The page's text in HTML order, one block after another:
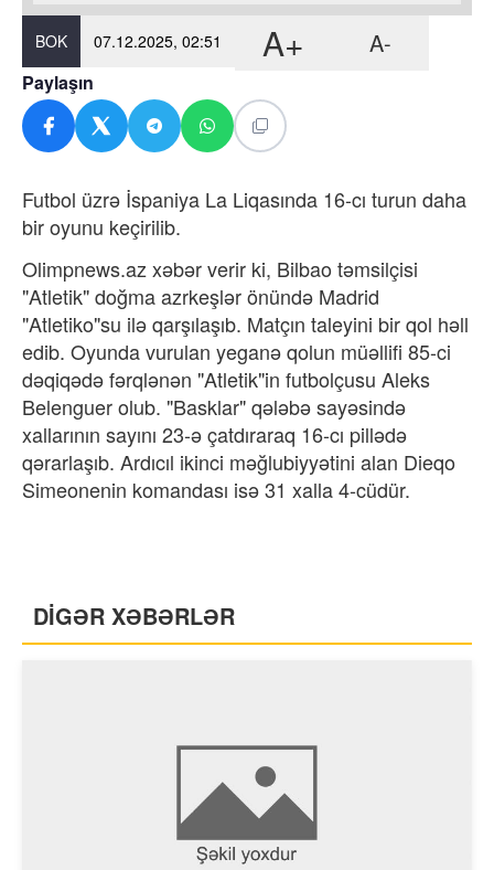
BOK 07.12.2025, 02:51 A+ A-
Paylaşın
Futbol üzrə İspaniya La Liqasında 16-cı turun daha
bir oyunu keçirilib.
Olimpnews.az xəbər verir ki, Bilbao təmsilçisi
"Atletik" doğma azrkeşlər önündə Madrid
"Atletiko"su ilə qarşılaşıb. Matçın taleyini bir qol həll
edib. Oyunda vurulan yeganə qolun müəllifi 85-ci
dəqiqədə fərqlənən "Atletik"in futbolçusu Aleks
Belenguer olub. "Basklar" qələbə sayəsində
xallarının sayını 23-ə çatdıraraq 16-cı pillədə
qərarlaşıb. Ardıcıl ikinci məğlubiyyətini alan Dieqo
Simeonenin komandası isə 31 xalla 4-cüdür.
DİGƏR XƏBƏRLƏR